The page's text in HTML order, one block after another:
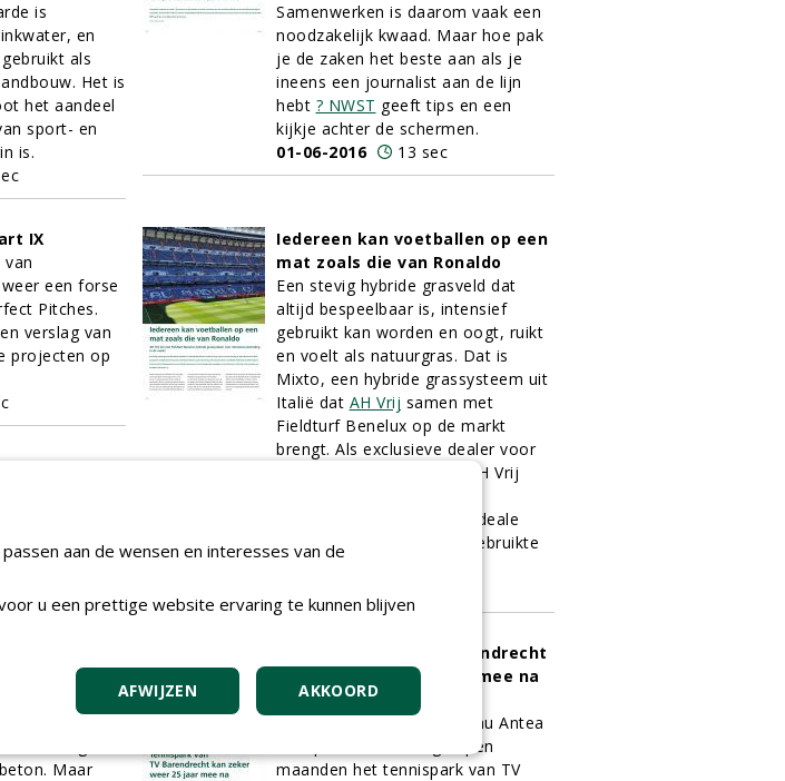
is
en
als
Het is
het aandeel
sport- en
is.
Samenwerken is daarom vaak een
noodzakelijk kwaad. Maar hoe pak
je de zaken het beste aan als je
ineens een journalist aan de lijn
hebt ? NWST geeft tips en een
kijkje achter de schermen.
01-06-2016
13 sec
IX
een forse
Pitches.
verslag van
projecten op
Iedereen kan voetballen op een
mat zoals die van Ronaldo
Een stevig hybride grasveld dat
altijd bespeelbaar is, intensief
gebruikt kan worden en oogt, ruikt
en voelt als natuurgras. Dat is
Mixto, een hybride grassysteem uit
Italië dat AH Vrij samen met
Fieldturf Benelux op de markt
brengt. Als exclusieve dealer voor
Midden-Nederland biedt AH Vrij
Wateringen deze mat als ideale
oplossing voor intensief gebruikte
Maar
Tennispark van TV Barendrecht
kan zeker weer 25 jaar mee na
ingrijpende renovatie
Ingenieurs- en adviesbureau Antea
Group heeft in de afgelopen
maanden het tennispark van TV
aan de wensen en interesses van de
u een prettige website ervaring te kunnen blijven
AKKOORD
AFWIJZEN